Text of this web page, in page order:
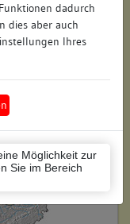
dadurch
dies aber auch
Ihres
Möglichkeit zur
Sie im Bereich
(Landkreis)